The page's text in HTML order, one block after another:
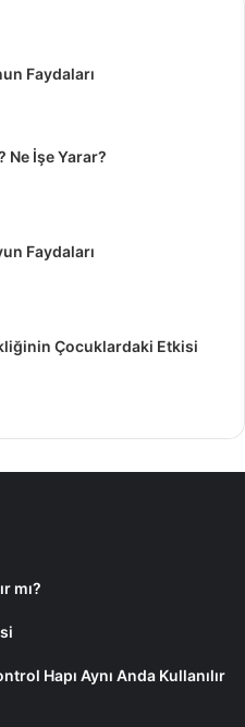
Faydaları
Ne İşe Yarar?
Faydaları
Çocuklardaki Etkisi
mı?
Hapı Aynı Anda Kullanılır